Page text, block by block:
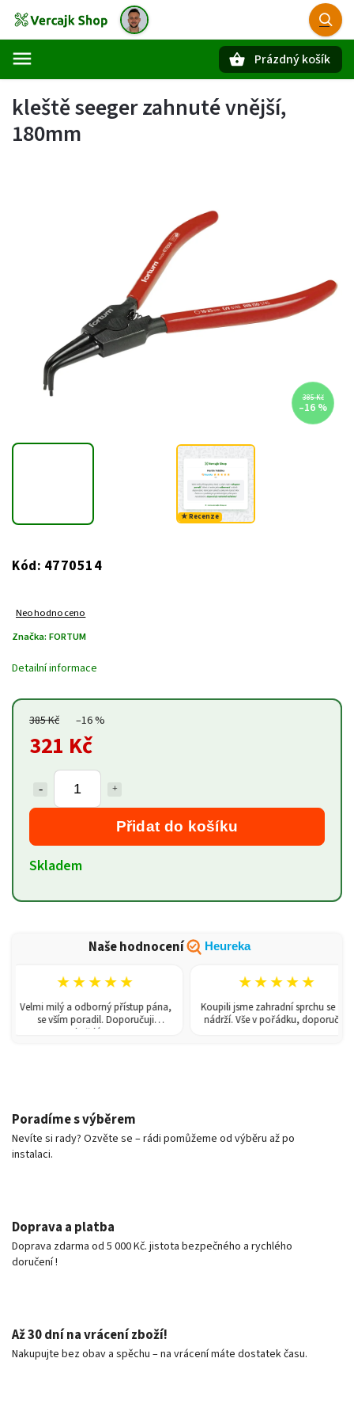
Prázdný košík
kleště seeger zahnuté vnější,
180mm
385 Kč
–16 %
★ Recenze
Kód: 4770514
Neohodnoceno
Značka: FORTUM
385 Kč –16 %
321 Kč
Přidat do košíku
Skladem
Detailní informace
Naše hodnocení Heureka
★★★★★
Velmi milý a odborný přístup pána,
se vším poradil. Doporučuji
každému!
★★★★★
Koupili jsme zahradní sprchu se 150l
nádrží. Vše v pořádku, doporučuji.
Poradíme s výběrem
Nevíte si rady? Ozvěte se – rádi pomůžeme od výběru až po
instalaci.
Doprava a platba
Doprava zdarma od 5 000 Kč. jistota bezpečného a rychlého
doručení !
Až 30 dní na vrácení zboží!
Nakupujte bez obav a spěchu – na vrácení máte dostatek času.